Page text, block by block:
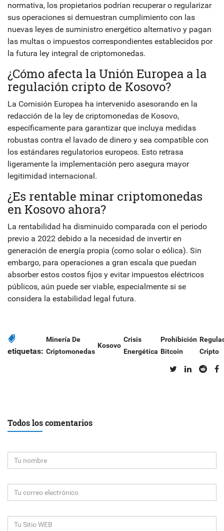
normativa, los propietarios podrían recuperar o regularizar
sus operaciones si demuestran cumplimiento con las
nuevas leyes de suministro energético alternativo y pagan
las multas o impuestos correspondientes establecidos por
la futura ley integral de criptomonedas.
¿Cómo afecta la Unión Europea a la
regulación cripto de Kosovo?
La Comisión Europea ha intervenido asesorando en la
redacción de la ley de criptomonedas de Kosovo,
específicamente para garantizar que incluya medidas
robustas contra el lavado de dinero y sea compatible con
los estándares regulatorios europeos. Esto retrasa
ligeramente la implementación pero asegura mayor
legitimidad internacional.
¿Es rentable minar criptomonedas
en Kosovo ahora?
La rentabilidad ha disminuido comparada con el periodo
previo a 2022 debido a la necesidad de invertir en
generación de energía propia (como solar o eólica). Sin
embargo, para operaciones a gran escala que puedan
absorber estos costos fijos y evitar impuestos eléctricos
públicos, aún puede ser viable, especialmente si se
considera la estabilidad legal futura.
etiquetas:
Minería De
Criptomonedas
Kosovo
Crisis
Energética
Prohibición
Bitcoin
Cripto
Todos los comentarios